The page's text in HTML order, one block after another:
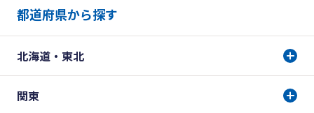
都道府県から探す
北海道・東北
関東